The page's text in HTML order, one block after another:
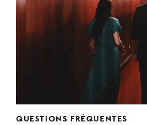
VOTRE
VISITE
JEUNE
PUBLIC
MONNAIE
SOUTENIR
QUESTIONS FRÉQUENTES